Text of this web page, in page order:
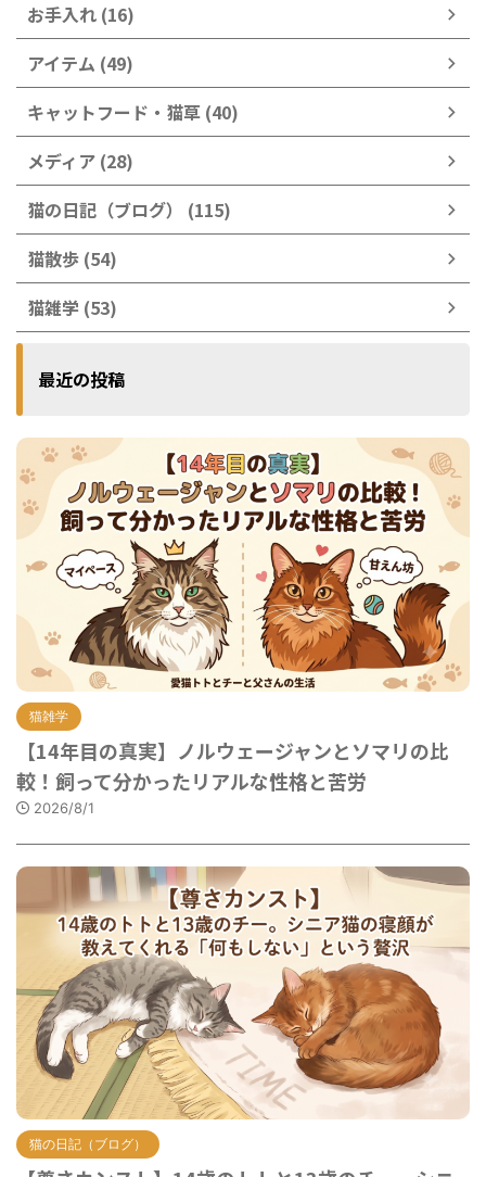
お手入れ (16)
アイテム (49)
キャットフード・猫草 (40)
メディア (28)
猫の日記（ブログ） (115)
猫散歩 (54)
猫雑学 (53)
最近の投稿
猫雑学
【14年目の真実】ノルウェージャンとソマリの比
較！飼って分かったリアルな性格と苦労
2026/8/1
猫の日記（ブログ）